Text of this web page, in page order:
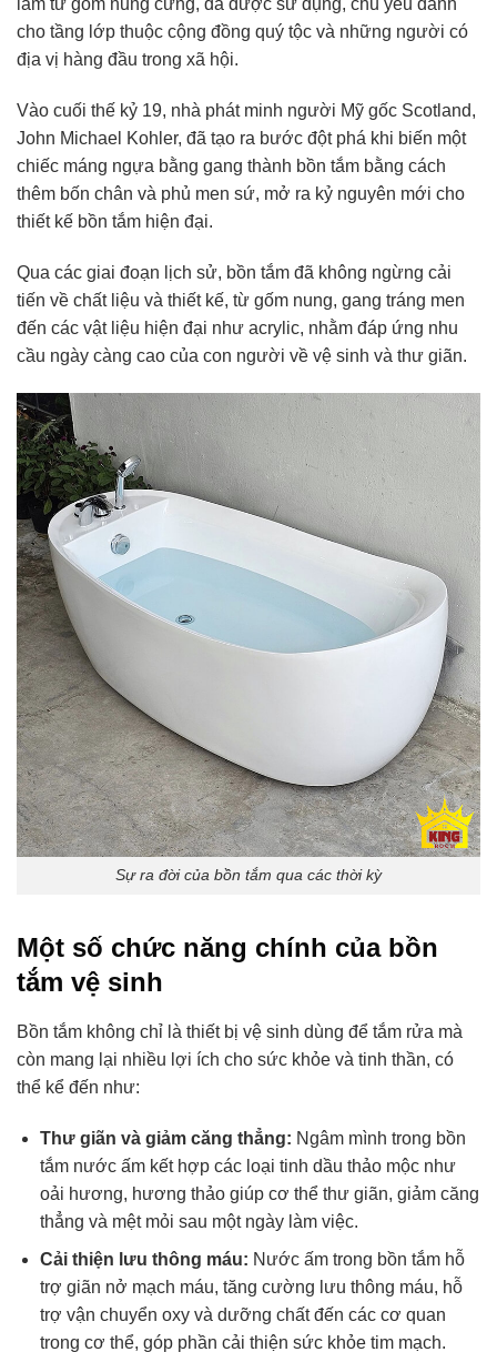
làm từ gốm nung cứng, đã được sử dụng, chủ yếu dành
cho tầng lớp thuộc cộng đồng quý tộc và những người có
địa vị hàng đầu trong xã hội.
Vào cuối thế kỷ 19, nhà phát minh người Mỹ gốc Scotland,
John Michael Kohler, đã tạo ra bước đột phá khi biến một
chiếc máng ngựa bằng gang thành bồn tắm bằng cách
thêm bốn chân và phủ men sứ, mở ra kỷ nguyên mới cho
thiết kế bồn tắm hiện đại.
Qua các giai đoạn lịch sử, bồn tắm đã không ngừng cải
tiến về chất liệu và thiết kế, từ gốm nung, gang tráng men
đến các vật liệu hiện đại như acrylic, nhằm đáp ứng nhu
cầu ngày càng cao của con người về vệ sinh và thư giãn.
Sự ra đời của bồn tắm qua các thời kỳ
Một số chức năng chính của bồn
tắm vệ sinh
Bồn tắm không chỉ là thiết bị vệ sinh dùng để tắm rửa mà
còn mang lại nhiều lợi ích cho sức khỏe và tinh thần, có
thể kể đến như:
Thư giãn và giảm căng thẳng: Ngâm mình trong bồn
tắm nước ấm kết hợp các loại tinh dầu thảo mộc như
oải hương, hương thảo giúp cơ thể thư giãn, giảm căng
thẳng và mệt mỏi sau một ngày làm việc.
Cải thiện lưu thông máu: Nước ấm trong bồn tắm hỗ
trợ giãn nở mạch máu, tăng cường lưu thông máu, hỗ
trợ vận chuyển oxy và dưỡng chất đến các cơ quan
trong cơ thể, góp phần cải thiện sức khỏe tim mạch.